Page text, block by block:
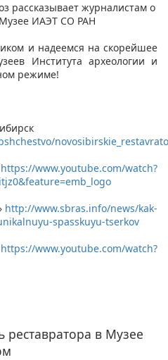
рассказывает журналистам о
ИАЭТ СО РАН​
и надеемся на скорейшее
Института археологии и
режиме!
https://www.youtube.com/watch?
http://www.sbras.info/news/kak-
spasskuyu-tserkov
https://www.youtube.com/watch?
реставратора в Музее